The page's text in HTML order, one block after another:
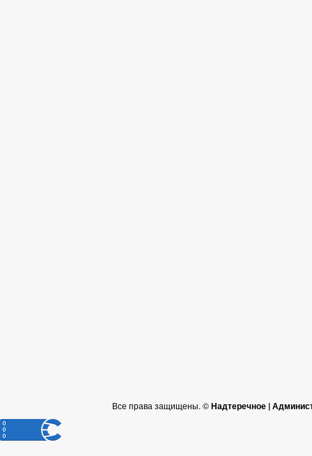
Все права защищены. ©Надтеречное |